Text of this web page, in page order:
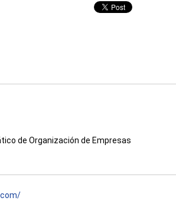
de Organización de Empresas